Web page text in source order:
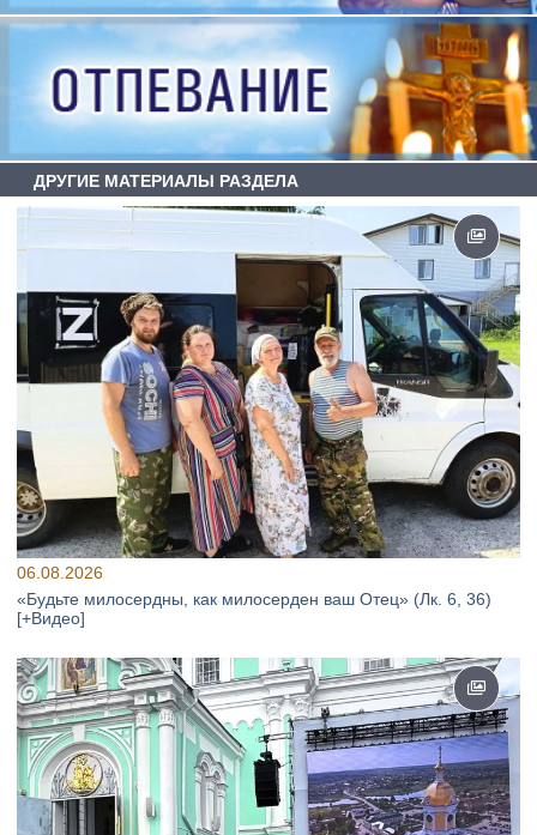
ДРУГИЕ МАТЕРИАЛЫ РАЗДЕЛА
06.08.2026
«Будьте милосердны, как милосерден ваш Отец» (Лк. 6, 36)
[+Видео]